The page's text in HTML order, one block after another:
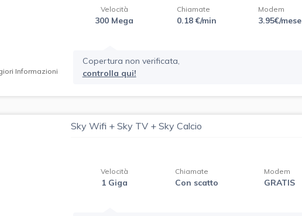
Informazioni
Velocità
300 Mega
Chiamate
0.18 €/min
Modem
3.95€/mese
Copertura non verificata,
controlla qui!
Sky Wifi + Sky TV + Sky Calcio
Velocità
1 Giga
Chiamate
Con scatto
Modem
GRATIS